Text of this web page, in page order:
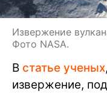
Извержение
Фото NASA.
В статье ученых
извержение,